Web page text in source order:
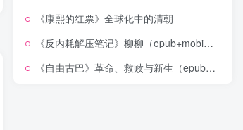
《康熙的红票》全球化中的清朝
《反内耗解压笔记》柳柳（epub+mobi+azw3+pdf）
《自由古巴》革命、救赎与新生（epub+mobi+azw3+pdf）